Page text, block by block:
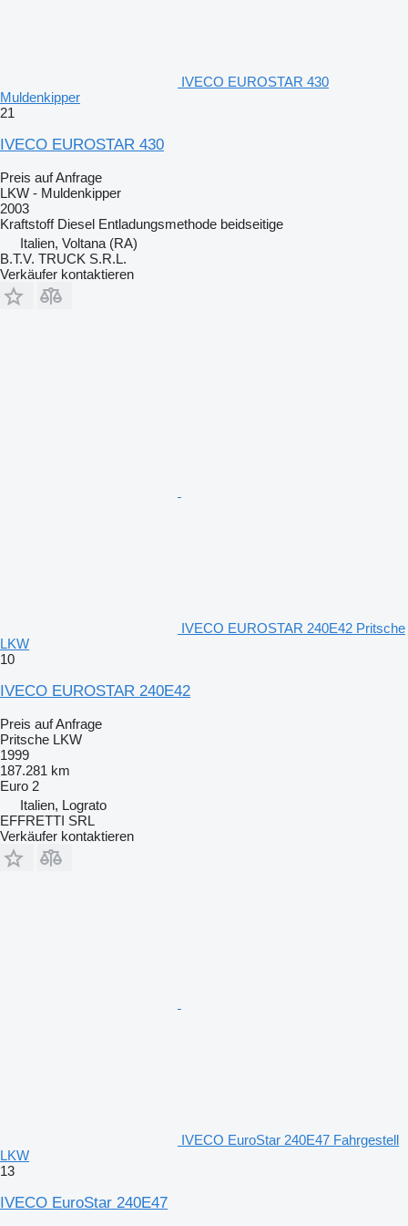
IVECO EUROSTAR 430
Muldenkipper
21
IVECO EUROSTAR 430
Preis auf Anfrage
LKW - Muldenkipper
2003
Kraftstoff Diesel Entladungsmethode beidseitige
Italien, Voltana (RA)
B.T.V. TRUCK S.R.L.
Verkäufer kontaktieren
IVECO EUROSTAR 240E42 Pritsche
LKW
10
IVECO EUROSTAR 240E42
Preis auf Anfrage
Pritsche LKW
1999
187.281 km
Euro 2
Italien, Lograto
EFFRETTI SRL
Verkäufer kontaktieren
IVECO EuroStar 240E47 Fahrgestell
LKW
13
IVECO EuroStar 240E47